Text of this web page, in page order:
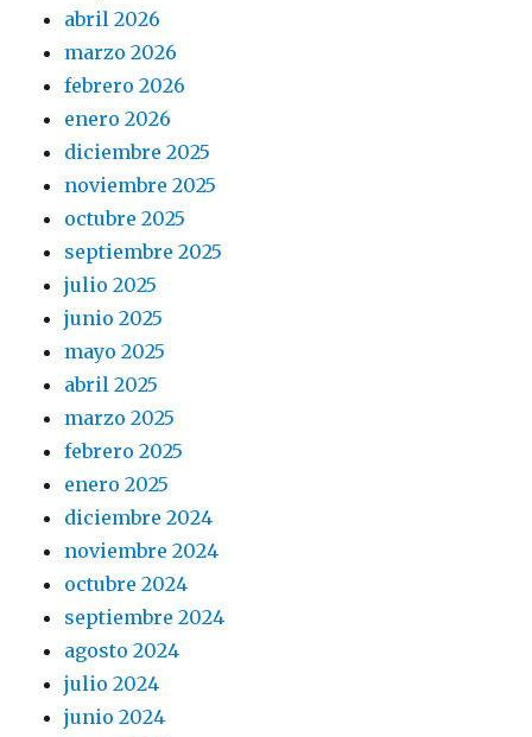
abril 2026
marzo 2026
febrero 2026
enero 2026
diciembre 2025
noviembre 2025
octubre 2025
septiembre 2025
julio 2025
junio 2025
mayo 2025
abril 2025
marzo 2025
febrero 2025
enero 2025
diciembre 2024
noviembre 2024
octubre 2024
septiembre 2024
agosto 2024
julio 2024
junio 2024